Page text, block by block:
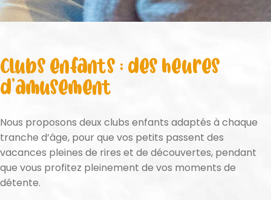
Clubs enfants : des heures
d’amusement
Nous proposons deux clubs enfants adaptés à chaque
tranche d’âge, pour que vos petits passent des
vacances pleines de rires et de découvertes, pendant
que vous profitez pleinement de vos moments de
détente.